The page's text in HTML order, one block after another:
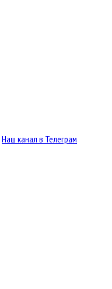
Наш канал в Телеграм